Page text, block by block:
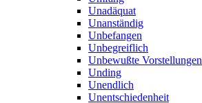
Unadäquat
Unanständig
Unbefangen
Unbegreiflich
Unbewußte Vorstellungen
Unding
Unendlich
Unentschiedenheit